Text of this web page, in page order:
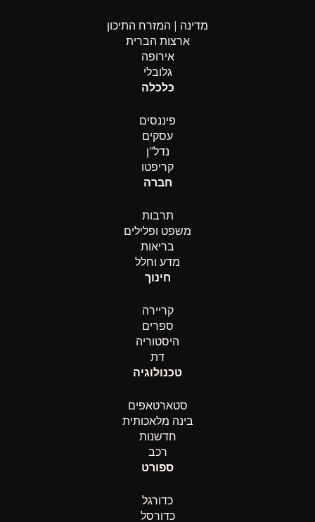
מדינה | המזרח התיכון
ארצות הברית
אירופה
גלובלי
כלכלה
פיננסים
עסקים
נדל”ן
קריפטו
חברה
תרבות
משפט ופלילים
בריאות
מדע וחלל
חינוך
קריירה
ספרים
היסטוריה
דת
טכנולוגיה
סטארטאפים
בינה מלאכותית
חדשנות
רכב
ספורט
כדורגל
כדורסל